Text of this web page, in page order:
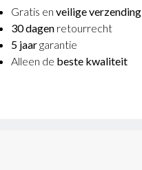
Gratis en veilige verzending
30 dagen retourrecht
5 jaargarantie
Alleen de beste kwaliteit